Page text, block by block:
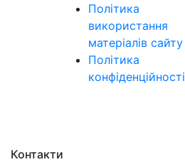
Політика
використання
матеріалів сайту
Політика
конфіденційності
Контакти